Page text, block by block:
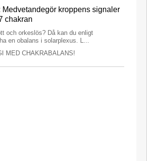
Medvetandegör kroppens signaler
chakran
och orkeslös? Då kan du enligt
en obalans i solarplexus. L...
MED CHAKRABALANS!